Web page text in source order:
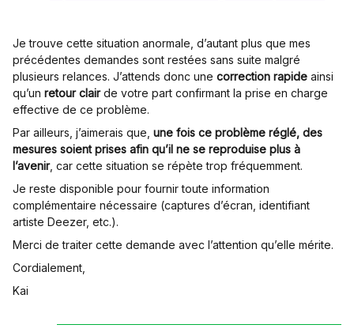
Je trouve cette situation anormale, d’autant plus que mes
précédentes demandes sont restées sans suite malgré
plusieurs relances. J’attends donc une correction rapide ainsi
qu’un retour clairde votre part confirmant la prise en charge
effective de ce problème.
Par ailleurs, j’aimerais que, une fois ce problème réglé, des
mesures soient prises afin qu’il ne se reproduise plus à
l’avenir, car cette situation se répète trop fréquemment.
Je reste disponible pour fournir toute information
complémentaire nécessaire (captures d’écran, identifiant
artiste Deezer, etc.).
Merci de traiter cette demande avec l’attention qu’elle mérite.
Cordialement,
Kai